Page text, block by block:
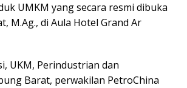
UMKM yang secara resmi dibuka
M.Ag., di Aula Hotel Grand Ar
UKM, Perindustrian dan
Barat, perwakilan PetroChina